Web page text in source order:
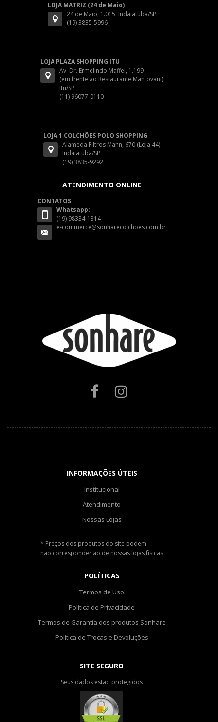
LOJA MATRIZ (24 de Maio)
24 de Maio, 1.015. Indaiatuba/SP
(19) 3835-5996
LOJA PLAZA SHOPPING ITU
Av. Dr. Ermelindo Maffei, 1.199
(em frente ao Restaurante Mantovani)
Itu/SP
(11) 96077-0110
LOJA 1 COLCHÕES POLO SHOPPING
Alameda Filtros Mann, 670 (Loja 44)
Indaiatuba/SP
(19) 3835-9292
ATENDIMENTO ONLINE
CONTATOS
Whatsapp:
(19) 98334-1314
e-commerce@sonharecolchoes.com.br
INFORMAÇÕES ÚTEIS
Institucional
Atendimento
Nossas Lojas
* Preços dos produtos do site podem
não corresponder ao de nossas lojas físicas
POLÍTICAS
Termos de Uso
Política de Privacidade
Termos de Garantia dos produtos Sonhare
Política de Trocas e Devoluções
SITE SEGURO
Seus dados estão protegidos